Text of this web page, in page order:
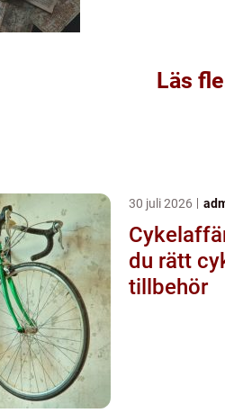
Läs
30 juli 2026
Cykelaffär i
du rätt
tillbehör